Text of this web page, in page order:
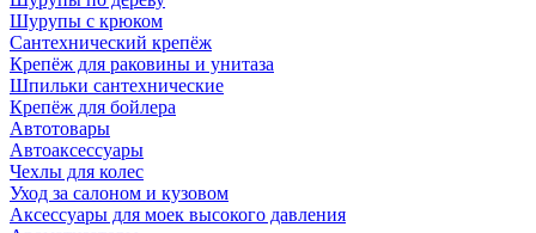
Шурупы с крюком
Сантехнический крепёж
Крепёж для раковины и унитаза
Шпильки сантехнические
Крепёж для бойлера
Автотовары
Автоаксессуары
Чехлы для колес
Уход за салоном и кузовом
Аксессуары для моек высокого давления